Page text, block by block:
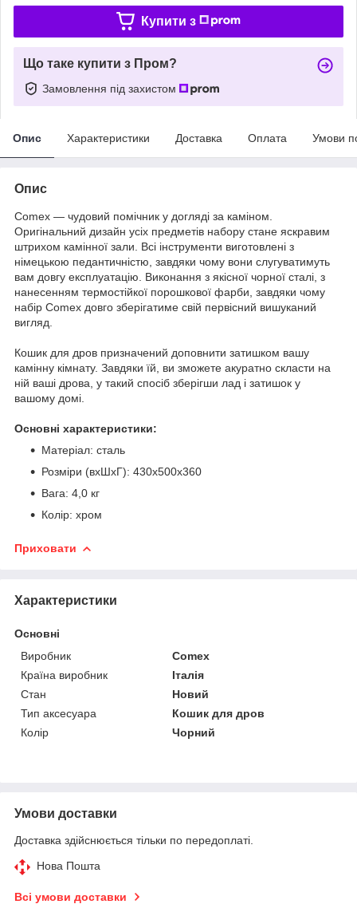
Купити з
Що таке купити з Пром?
Замовлення під захистом
Опис Характеристики Доставка Оплата Умови
Опис
Comex — чудовий помічник у догляді за каміном.
Оригінальний дизайн усіх предметів набору стане яскравим
штрихом камінної зали. Всі інструменти виготовлені з
німецькою педантичністю, завдяки чому вони слугуватимуть
вам довгу експлуатацію. Виконання з якісної чорної сталі, з
нанесенням термостійкої порошкової фарби, завдяки чому
набір Comex довго зберігатиме свій первісний вишуканий
вигляд.
Кошик для дров призначений доповнити затишком вашу
камінну кімнату. Завдяки їй, ви зможете акуратно скласти на
ній ваші дрова, у такий спосіб зберігши лад і затишок у
вашому домі.
Основні характеристики:
Матеріал: сталь
Розміри (вхШхГ): 430х500х360
Вага: 4,0 кг
Колір: хром
Приховати
Характеристики
Основні
Виробник
Comex
Країна виробник
Італія
Стан
Новий
Тип аксесуара
Кошик для дров
Колір
Чорний
Умови доставки
Доставка здійснюється тільки по передоплаті.
Нова Пошта
Всі умови доставки